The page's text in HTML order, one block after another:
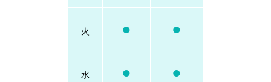
火 ● ●
水 ● ●